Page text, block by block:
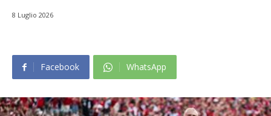
8 Luglio 2026
Facebook WhatsApp